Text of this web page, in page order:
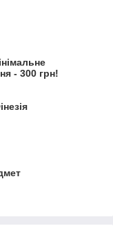
- 300 грн!